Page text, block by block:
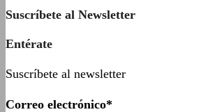
Suscríbete al Newsletter
Entérate
Suscríbete al newsletter
Correo electrónico*